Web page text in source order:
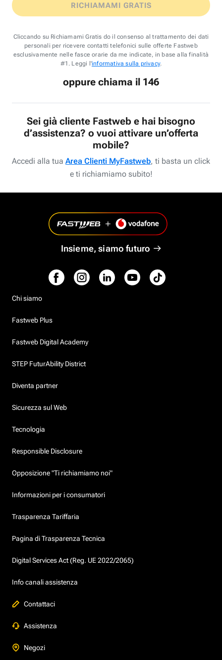
RICHIAMAMI GRATIS
Cliccando su Richiamami Gratis do il consenso al trattamento dei dati
personali per ricevere contatti telefonici sulle offerte Fastweb
esclusivamente nelle fasce orarie da me indicate, in base alla finalità
#1. Leggi l'informativa sulla privacy.
oppure chiama il 146
Sei già cliente Fastweb e hai bisogno
d’assistenza? o vuoi attivare un’offerta
mobile?
Accedi alla tua Area Clienti MyFastweb, ti basta un click
e ti richiamiamo subito!
Insieme, siamo futuro
Chi siamo
Fastweb Plus
Fastweb Digital Academy
STEP FuturAbility District
Diventa partner
Sicurezza sul Web
Tecnologia
Responsible Disclosure
Opposizione "Ti richiamiamo noi"
Informazioni per i consumatori
Trasparenza Tariffaria
Pagina di Trasparenza Tecnica
Digital Services Act (Reg. UE 2022/2065)
Info canali assistenza
Contattaci
Assistenza
Negozi